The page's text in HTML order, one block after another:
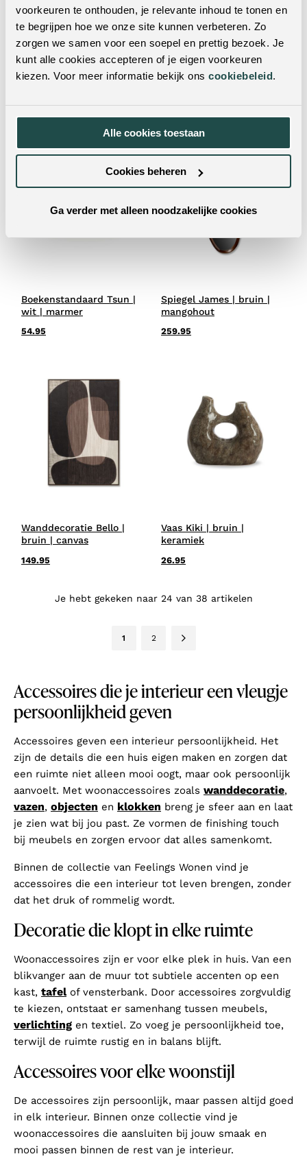
voorkeuren te onthouden, je relevante inhoud te tonen en
te begrijpen hoe we onze site kunnen verbeteren. Zo
zorgen we samen voor een soepel en prettig bezoek. Je
kunt alle cookies accepteren of je eigen voorkeuren
kiezen. Voor meer informatie bekijk ons cookiebeleid.
Alle cookies toestaan
Cookies beheren
Ga verder met alleen noodzakelijke cookies
Wanddecoratie Geo |
multi-kleurig | glas
399.-
Wijnrek Airen | wit |
marmer
69.95
Boekenstandaard Tsun |
wit | marmer
54.95
Spiegel James | bruin |
mangohout
259.95
Wanddecoratie Bello |
bruin | canvas
149.95
Vaas Kiki | bruin |
keramiek
26.95
Je hebt gekeken naar 24 van 38 artikelen
1 2
Accessoires die je interieur een vleugje
persoonlijkheid geven
Accessoires geven een interieur persoonlijkheid. Het
zijn de details die een huis eigen maken en zorgen dat
een ruimte niet alleen mooi oogt, maar ook persoonlijk
aanvoelt. Met woonaccessoires zoals wanddecoratie,
vazen, objecten en klokken breng je sfeer aan en laat
je zien wat bij jou past. Ze vormen de finishing touch
bij meubels en zorgen ervoor dat alles samenkomt.
Binnen de collectie van Feelings Wonen vind je
accessoires die een interieur tot leven brengen, zonder
dat het druk of rommelig wordt.
Decoratie die klopt in elke ruimte
Woonaccessoires zijn er voor elke plek in huis. Van een
blikvanger aan de muur tot subtiele accenten op een
kast, tafelof vensterbank. Door accessoires zorgvuldig
te kiezen, ontstaat er samenhang tussen meubels,
verlichting en textiel. Zo voeg je persoonlijkheid toe,
terwijl de ruimte rustig en in balans blijft.
Accessoires voor elke woonstijl
De accessoires zijn persoonlijk, maar passen altijd goed
in elk interieur. Binnen onze collectie vind je
woonaccessoires die aansluiten bij jouw smaak en
mooi passen binnen de rest van je interieur.